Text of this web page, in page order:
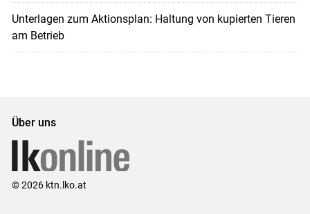
Unterlagen zum Aktionsplan: Haltung von kupierten Tieren
am Betrieb
Über uns
© 2026 ktn.lko.at